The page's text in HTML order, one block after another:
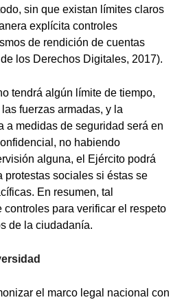
sin que existan límites claros
explícita controles
de rendición de cuentas
los Derechos Digitales, 2017).
tendrá algún límite de tiempo,
fuerzas armadas, y la
a medidas de seguridad será en
no habiendo
alguna, el Ejército podrá
protestas sociales si éstas se
En resumen, tal
para verificar el respeto
de la ciudadanía.
el marco legal nacional con